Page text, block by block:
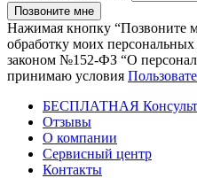
Нажимая кнопку “Позвоните
обработку моих
законом №152-ФЗ “О
принимаю условия
БЕСПЛАТНАЯ
Отзывы
О компании
Сервисный центр
Контакты